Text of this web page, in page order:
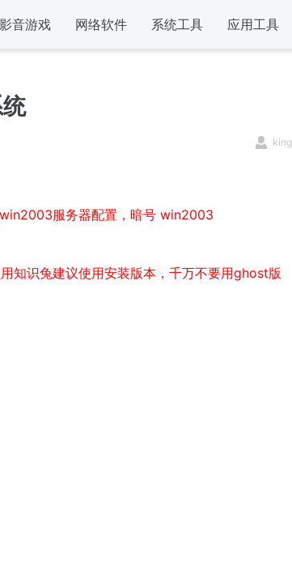
影音游戏 网络软件 系统工具 应用工具
king
服务器配置，暗号 win2003
知识兔建议使用安装版本，千万不要用ghost版